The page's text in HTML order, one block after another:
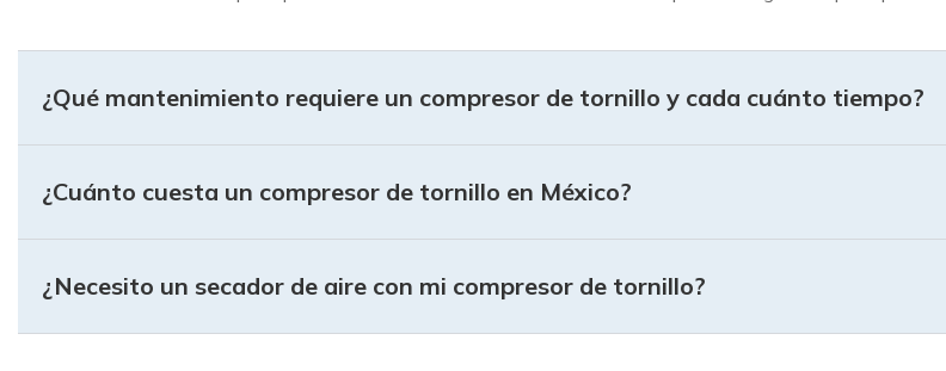
¿Qué mantenimiento requiere un compresor de tornillo y cada cuánto tiempo?
¿Cuánto cuesta un compresor de tornillo en México?
¿Necesito un secador de aire con mi compresor de tornillo?